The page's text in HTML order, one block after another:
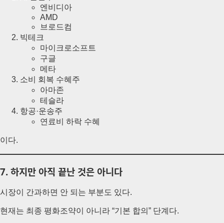
엔비디아
AMD
브로드컴
빅테크
마이크로소프트
구글
메타
소비 회복 수혜주
아마존
테슬라
항공·운송주
연료비 하락 수혜
이다.
7. 하지만 아직 끝난 것은 아니다
시장이 간과하면 안 되는 부분도 있다.
현재는 최종 평화조약이 아니라 “기본 합의” 단계다.